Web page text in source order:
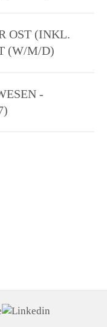
OST (INKL.
(W/M/D)
-